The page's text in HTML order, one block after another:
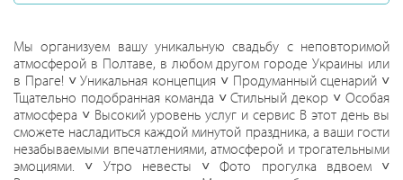
Мы организуем вашу уникальную свадьбу с неповторимой
атмосферой в Полтаве, в любом другом городе Украины или
в Праге! ˅ Уникальная концепция ˅ Продуманный сценарий ˅
Тщательно подобранная команда ˅ Стильный декор ˅ Особая
атмосфера ˅ Высокий уровень услуг и сервис В этот день вы
сможете насладиться каждой минутой праздника, а ваши гости
незабываемыми впечатлениями, атмосферой и трогательными
эмоциями. ˅ Утро невесты ˅ Фото прогулка вдвоем ˅